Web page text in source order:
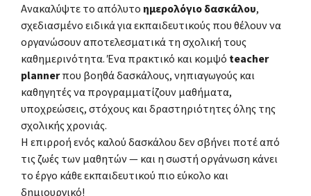
Ανακαλύψτε το απόλυτο ημερολόγιο δασκάλου,
σχεδιασμένο ειδικά για εκπαιδευτικούς που θέλουν να
οργανώσουν αποτελεσματικά τη σχολική τους
καθημερινότητα. Ένα πρακτικό και κομψό teacher
plannerπου βοηθά δασκάλους, νηπιαγωγούς και
καθηγητές να προγραμματίζουν μαθήματα,
υποχρεώσεις, στόχους και δραστηριότητες όλης της
σχολικής χρονιάς.
Η επιρροή ενός καλού δασκάλου δεν σβήνει ποτέ από
τις ζωές των μαθητών — και η σωστή οργάνωση κάνει
το έργο κάθε εκπαιδευτικού πιο εύκολο και
δημιουργικό!